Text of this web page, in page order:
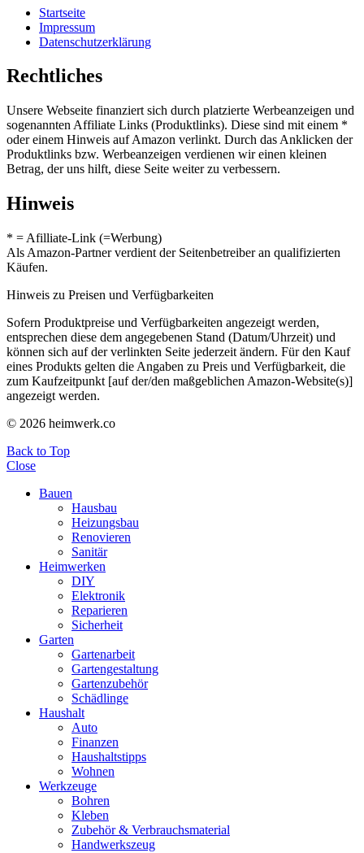
Startseite
Impressum
Datenschutzerklärung
Rechtliches
Unsere Webseite finanziert sich durch platzierte Werbeanzeigen und
sogenannten Affiliate Links (Produktlinks). Diese sind mit einem *
oder einem Hinweis auf Amazon verlinkt. Durch das Anklicken der
Produktlinks bzw. Werbeanzeigen verdienen wir einen kleinen
Betrag, der uns hilft, diese Seite weiter zu verbessern.
Hinweis
* = Afilliate-Link (=Werbung)
Als Amazon-Partner verdient der Seitenbetreiber an qualifizierten
Käufen.
Hinweis zu Preisen und Verfügbarkeiten
Sofern Produktpreise und Verfügbarkeiten angezeigt werden,
entsprechen diese dem angegebenen Stand (Datum/Uhrzeit) und
können sich auf der verlinkten Seite jederzeit ändern. Für den Kauf
eines Produkts gelten die Angaben zu Preis und Verfügbarkeit, die
zum Kaufzeitpunkt [auf der/den maßgeblichen Amazon-Website(s)]
angezeigt werden.
© 2026 heimwerk.co
Back to Top
Close
Bauen
Hausbau
Heizungsbau
Renovieren
Sanitär
Heimwerken
DIY
Elektronik
Reparieren
Sicherheit
Garten
Gartenarbeit
Gartengestaltung
Gartenzubehör
Schädlinge
Haushalt
Auto
Finanzen
Haushaltstipps
Wohnen
Werkzeuge
Bohren
Kleben
Zubehör & Verbrauchsmaterial
Handwerkszeug